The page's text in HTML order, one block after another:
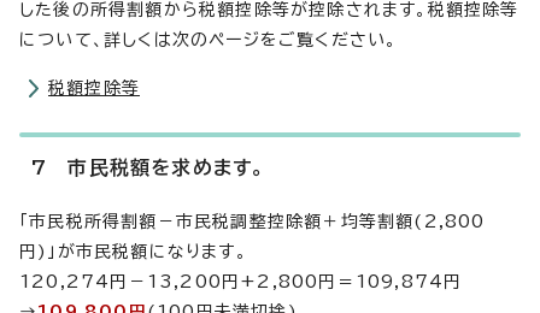
した後の所得割額から税額控除等が控除されます。税額控除等
について、詳しくは次のページをご覧ください。
税額控除等
7 市民税額を求めます。
「市民税所得割額－市民税調整控除額＋均等割額(2,800
円)」が市民税額になります。
120,274円－13,200円+2,800円＝109,874円